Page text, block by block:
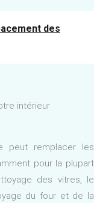
des
intérieur
peut remplacer les
pour la plupart
des vitres, le
du four et de la